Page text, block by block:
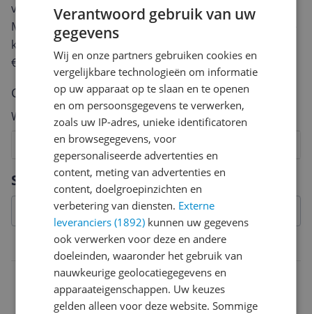
Specificaties
Belangrijkste kenmerken
8420738193669
van een review gemiddeld tussen de 3 en 10 minuten.
Met jouw mening help je andere bezoekers een betere
keuze te maken én maak je iedere maand kans op
€250,-!
Klik hier voor de actievoorwaarden.
Cijfer
Welk cijfer geef jij dit product?
6
5
4
3
2
Vraag 1 van 4
Verantwoord gebruik van uw
gegevens
Wij en onze partners gebruiken cookies en
vergelijkbare technologieën om informatie
op uw apparaat op te slaan en te openen
en om persoonsgegevens te verwerken,
zoals uw IP-adres, unieke identificatoren
en browsegegevens, voor
gepersonaliseerde advertenties en
content, meting van advertenties en
content, doelgroepinzichten en
verbetering van diensten. Externe
leveranciers (1892) kunnen uw gegevens
ook verwerken voor deze en andere
doeleinden, waaronder het gebruik van
nauwkeurige geolocatiegegevens en
apparaateigenschappen. Uw keuzes
gelden alleen voor deze website. Sommige